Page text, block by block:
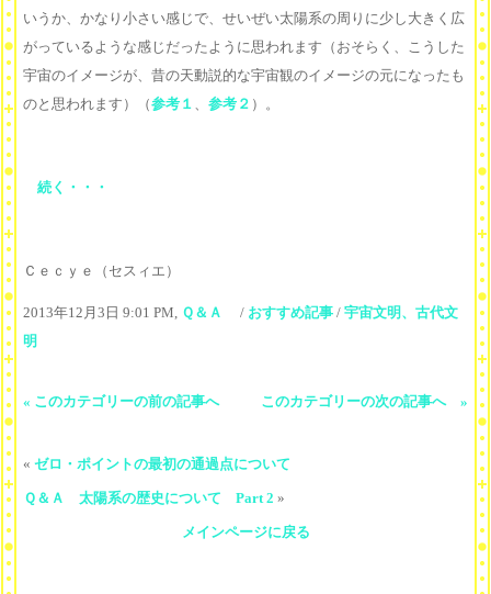
いうか、かなり小さい感じで、せいぜい太陽系の周りに少し大きく広
がっているような感じだったように思われます（おそらく、こうした
宇宙のイメージが、昔の天動説的な宇宙観のイメージの元になったも
のと思われます）（参考１ 、 参考２ ）。
続く・・・
Ｃｅｃｙｅ（セスィエ）
2013年12月3日 9:01 PM, Ｑ＆Ａ / おすすめ記事 / 宇宙文明、古代文
明
« このカテゴリーの前の記事へ このカテゴリーの次の記事へ »
« ゼロ・ポイントの最初の通過点について
Ｑ＆Ａ 太陽系の歴史について Part 2 »
メインページに戻る